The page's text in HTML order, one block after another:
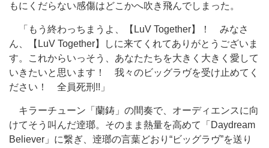
もにくだらない感傷はどこかへ吹き飛んでしまった。
「もう終わっちまうよ、【LuV Together】！ みなさ
ん、【LuV Together】しに来てくれてありがとうございま
す。これからいっそう、あなたたちを大きく大きく愛して
いきたいと思います！ 我々のビッグラヴを受け止めてく
ださい！ 全員死刑!!」
キラーチューン「蘭鋳」の間奏で、オーディエンスに向
けてそう叫んだ逹瑯。そのまま熱量を高めて「Daydream
Believer」に繋ぎ、逹瑯の言葉どおり“ビッグラヴ”を送り